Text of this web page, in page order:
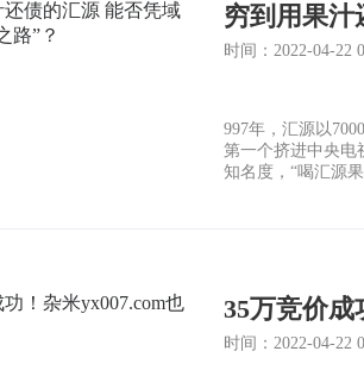
穷到用果汁
时间：2022-04-22
997年，汇源以
第一个挤进中央电
知名度，“喝汇源
35万竞价成
时间：2022-04-22